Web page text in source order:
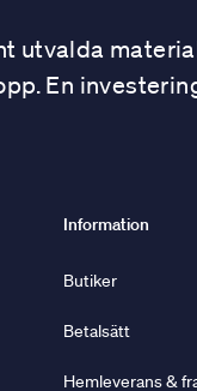
utvalda
En
Information
Butiker
Betalsätt
Hemleverans &